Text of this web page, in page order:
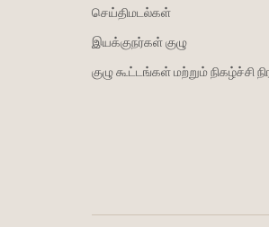
செய்திமடல்கள்
இயக்குநர்கள் குழு
குழு கூட்டங்கள் மற்றும் நிகழ்ச்சி